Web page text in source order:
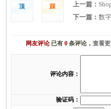
顶 踩 上一篇：
下一篇： 数
网友评论已有 0条评论， 查看
评论内容：
验证码：